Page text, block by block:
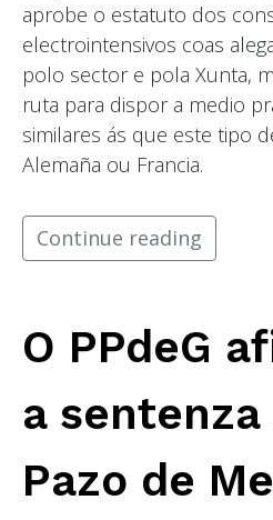
aprobe o estatuto dos
electrointensivos coas
polo sector e pola Xunta,
ruta para dispor a medio
similares ás que este tipo
Alemaña ou Francia.
Continue reading
O PPdeG
a
Pazo de